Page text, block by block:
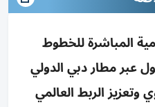
المباشرة للخطوط
عبر مطار دبي الدولي
الربط العالمي